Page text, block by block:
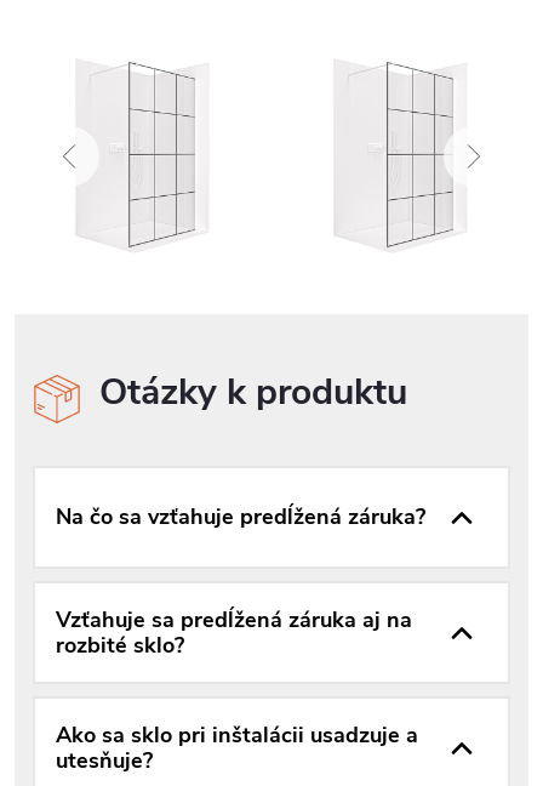
Otázky k produktu
Na čo sa vzťahuje predĺžená záruka?
Vzťahuje sa predĺžená záruka aj na
rozbité sklo?
Ako sa sklo pri inštalácii usadzuje a
utesňuje?